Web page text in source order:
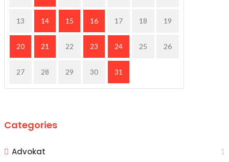
13 14 15 16 17 18 19
20 21 22 23 24 25 26
27 28 29 30 31
Categories
Advokat 1